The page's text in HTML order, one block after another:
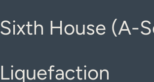
Sixth House (A-
Liquefaction